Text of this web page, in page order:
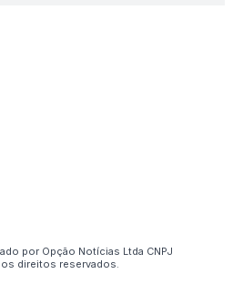
por Opção Notícias Ltda CNPJ
direitos reservados.